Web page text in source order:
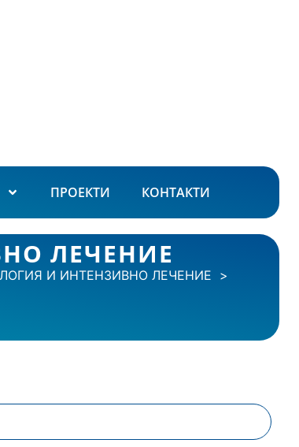
ПРОЕКТИ КОНТАКТИ
ЛЕЧЕНИЕ
И ИНТЕНЗИВНО ЛЕЧЕНИЕ